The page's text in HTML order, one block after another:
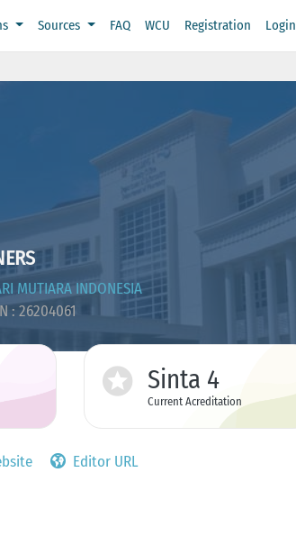
Sources FAQ WCU Registration Login
MUTIARA INDONESIA
: 26204061
Sinta 4
Current Acreditation
Editor URL